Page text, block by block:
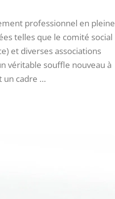
professionnel en pleine
telles que le comité social
et diverses associations
véritable souffle nouveau à
un cadre …